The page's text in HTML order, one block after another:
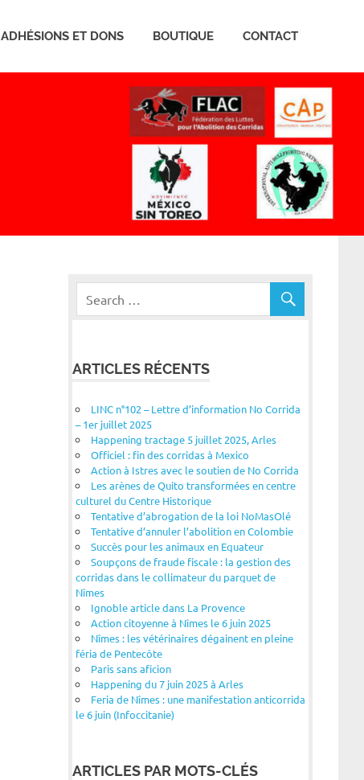
ADHÉSIONS ET DONS BOUTIQUE CONTACT
ARTICLES RÉCENTS
LINC n°102 – Lettre d’information No Corrida
– 1er juillet 2025
Happening tractage 5 juillet 2025, Arles
Officiel : fin des corridas à Mexico
Action à Istres avec le soutien de No Corrida
Les arènes de Quito transformées en centre
culturel du Centre Historique
Tentative d’abrogation de la loi NoMasOlé
Tentative d’annuler l’abolition en Colombie
Succès pour les animaux en Equateur
Soupçons de fraude fiscale : la gestion des
corridas dans le collimateur du parquet de
Nîmes
Ignoble article dans La Provence
Action citoyenne à Nîmes le 6 juin 2025
Nîmes : les vétérinaires dégainent en pleine
féria de Pentecôte
Paris sans aficion
Happening du 7 juin 2025 à Arles
Feria de Nîmes : une manifestation anticorrida
le 6 juin (Infoccitanie)
ARTICLES PAR MOTS-CLÉS